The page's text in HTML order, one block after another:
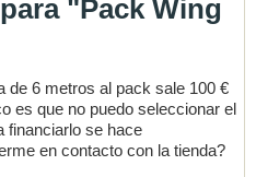
de 6 metros al pack sale 100 €
es que no puedo seleccionar el
financiarlo se hace
en contacto con la tienda?